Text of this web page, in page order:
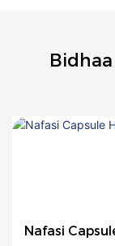
Nafasi